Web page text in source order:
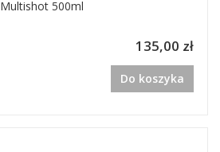
Multishot 500ml
135,00 zł
Do koszyka